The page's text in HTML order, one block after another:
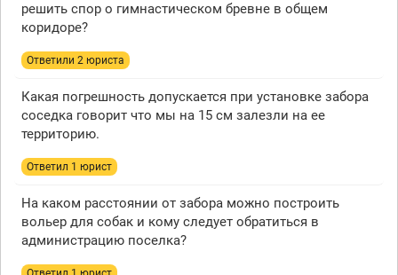
решить спор о гимнастическом бревне в общем
коридоре?
Ответили 2 юристa
Какая погрешность допускается при установке забора
соседка говорит что мы на 15 см залезли на ее
территорию.
Ответил 1 юрист
На каком расстоянии от забора можно построить
вольер для собак и кому следует обратиться в
администрацию поселка?